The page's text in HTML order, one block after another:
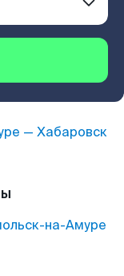
— Хабаровск
на-Амуре